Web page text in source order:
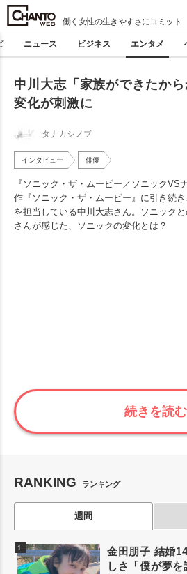
働く女性の生きやすさにコミット
ニュース ビジネス エンタメ
中川大志「家族ができたか
変化が刺激に
タナカシノブ
インタビュー 俳優
『ソニック・ザ・ムービー／ソニックVS
作『ソニック・ザ・ムービー』に引き続
を担当している中川大志さん。ソニック
さんが感じた、ソニックの変化とは？
続きを読む
RANKING ランキング
週間
金田朋子 結婚
しさ「僕が夢